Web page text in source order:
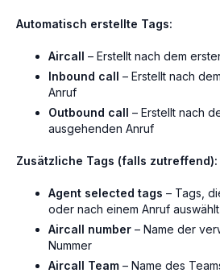
Automatisch erstellte Tags:
Aircall
– Erstellt nach dem
Inbound call – Erstellt nach
Anruf
Outbound call – Erstellt nach
ausgehenden Anruf
Zusätzliche Tags (falls zutreffend):
Agent selected tags – Tags,
oder nach einem Anruf auswählt
Aircall number – Name der
Nummer
Aircall Team – Name des